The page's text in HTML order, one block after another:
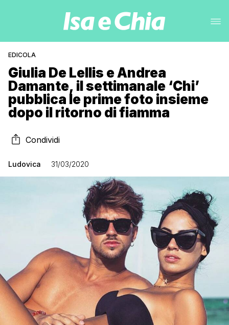
EDICOLA
Giulia De Lellis e Andrea
Damante, il settimanale ‘Chi’
pubblica le prime foto insieme
dopo il ritorno di fiamma
Condividi
Ludovica 31/03/2020